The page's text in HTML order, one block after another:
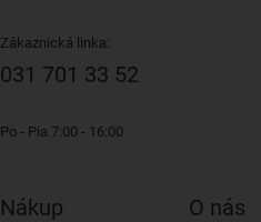
Zákaznická linka:
031 701 33 52
Po - Pia 7:00 - 16:00
Nákup O nás